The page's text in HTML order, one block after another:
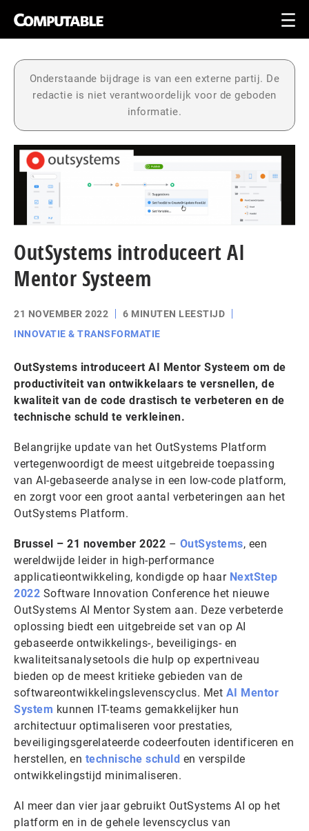
Onderstaande bijdrage is van een externe partij. De
redactie is niet verantwoordelijk voor de geboden
informatie.
OutSystems introduceert AI
Mentor Systeem
21 NOVEMBER 2022
6 MINUTEN LEESTIJD
INNOVATIE & TRANSFORMATIE
OutSystems introduceert AI Mentor Systeem om de
productiviteit van ontwikkelaars te versnellen, de
kwaliteit van de code drastisch te verbeteren en de
technische schuld te verkleinen.
Belangrijke update van het OutSystems Platform
vertegenwoordigt de meest uitgebreide toepassing
van AI-gebaseerde analyse in een low-code platform,
en zorgt voor een groot aantal verbeteringen aan het
OutSystems Platform.
Brussel – 21 november 2022 – OutSystems, een
wereldwijde leider in high-performance
applicatieontwikkeling, kondigde op haar NextStep
2022 Software Innovation Conference het nieuwe
OutSystems AI Mentor System aan. Deze verbeterde
oplossing biedt een uitgebreide set van op AI
gebaseerde ontwikkelings-, beveiligings- en
kwaliteitsanalysetools die hulp op expertniveau
bieden op de meest kritieke gebieden van de
softwareontwikkelingslevenscyclus. Met AI Mentor
System kunnen IT-teams gemakkelijker hun
architectuur optimaliseren voor prestaties,
beveiligingsgerelateerde codeerfouten identificeren en
herstellen, en technische schuld en verspilde
ontwikkelingstijd minimaliseren.
Al meer dan vier jaar gebruikt OutSystems AI op het
platform en in de gehele levenscyclus van